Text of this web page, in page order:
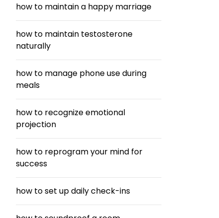
how to maintain a happy marriage
how to maintain testosterone
naturally
how to manage phone use during
meals
how to recognize emotional
projection
how to reprogram your mind for
success
how to set up daily check-ins